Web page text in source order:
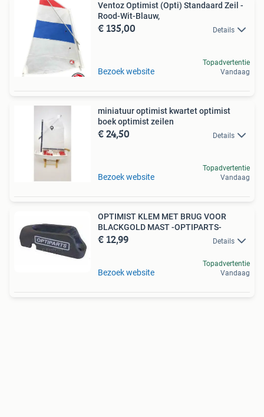
Ventoz Optimist (Opti) Standaard Zeil -
Rood-Wit-Blauw,
€ 135,00 Details
Bezoek website
Topadvertentie
Vandaag
miniatuur optimist kwartet optimist
boek optimist zeilen
€ 24,50 Details
Bezoek website
Topadvertentie
Vandaag
OPTIMIST KLEM MET BRUG VOOR
BLACKGOLD MAST -OPTIPARTS-
€ 12,99 Details
Bezoek website
Topadvertentie
Vandaag